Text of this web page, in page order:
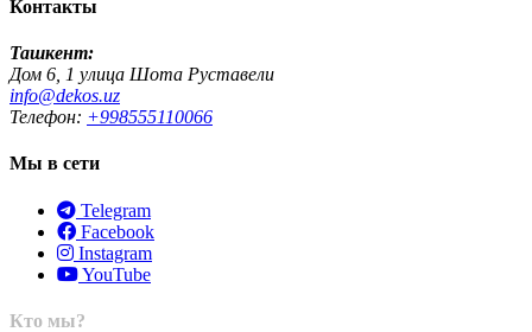
Контакты
Ташкент:
Дом 6, 1 улица Шота Руставели
info@dekos.uz
Телефон: +998555110066
Мы в сети
Telegram
Facebook
Instagram
YouTube
Кто мы?